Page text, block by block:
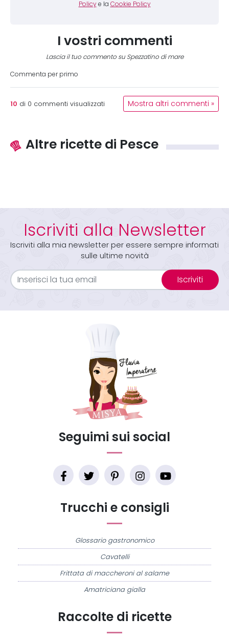
Policy e la Cookie Policy
I vostri commenti
Lascia il tuo commento su Spezzatino di mare
Commenta per primo
10 di 0 commenti visualizzati Mostra altri commenti »
Altre ricette di Pesce
Iscriviti alla Newsletter
Iscriviti alla mia newsletter per essere sempre informati
sulle ultime novità
Iscriviti
Raccolte di ricette
Trucchi e consigli
Glossario gastronomico
Cavatelli
Frittata di maccheroni al salame
Amatriciana gialla
Seguimi sui social